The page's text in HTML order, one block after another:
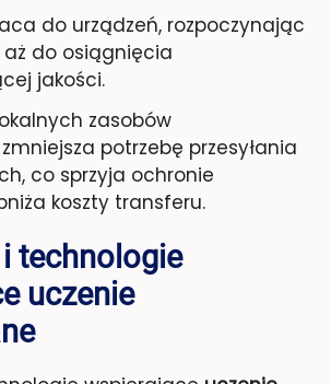
do urządzeń, rozpoczynając
do osiągnięcia
jakości.
zasobów
potrzebę przesyłania
co sprzyja ochronie
koszty transferu.
technologie
uczenie